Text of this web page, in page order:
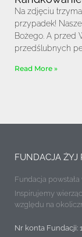
Na zdjęciu
przypadek!
Bożego. A przed
przedślubnych
Read More »
FUNDACJA ŻYJ
Fundacja
Inspirujemy
względu na
Nr konta Fundacji: